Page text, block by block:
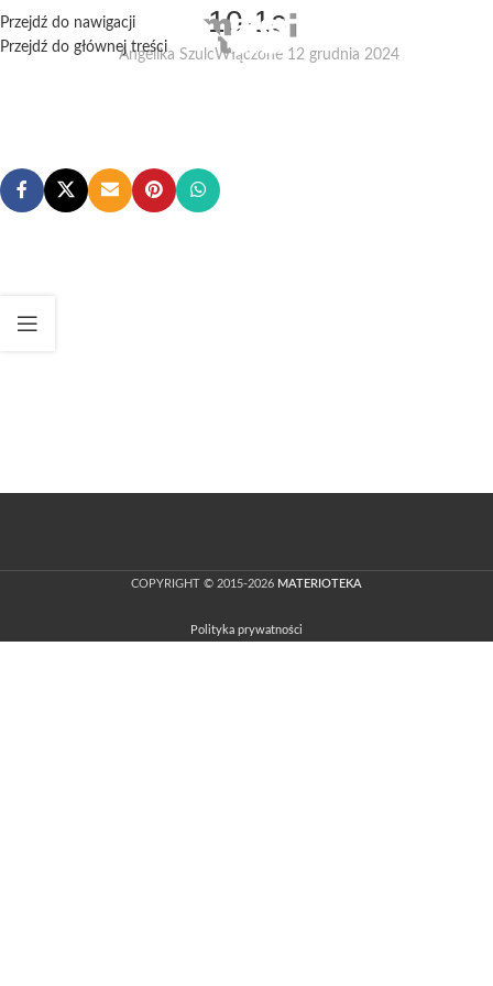
Przejdź do nawigacji
Przejdź do głównej treści
10-1c
Angelika SzulcWłączone 12 grudnia 2024
COPYRIGHT © 2015-2026 MATERIOTEKA
Polityka prywatności